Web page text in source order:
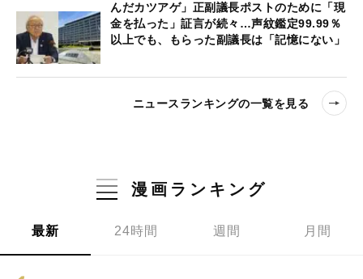
んだカツアゲ」正副議長ポストのために「現
金を払った」証言が続々…声紋鑑定99.99％
以上でも、もらった副議長は「記憶にない」
ニュースランキングの一覧を見る
漫画ランキング
最新 24時間 週間 月間